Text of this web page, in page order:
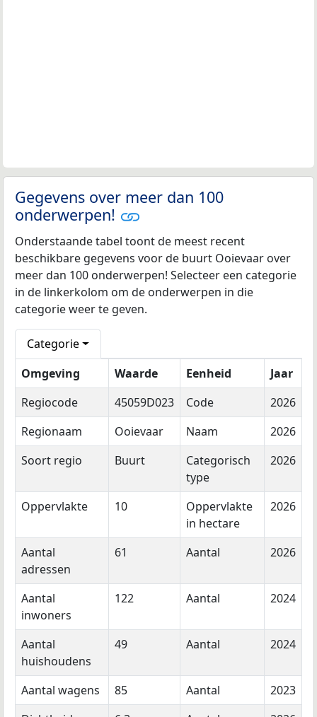
Gegevens over meer dan 100
onderwerpen!
Onderstaande tabel toont de meest recent
beschikbare gegevens voor de buurt Ooievaar over
meer dan 100 onderwerpen! Selecteer een categorie
in de linkerkolom om de onderwerpen in die
categorie weer te geven.
Categorie
Omgeving
Waarde Eenheid
Jaar
Regiocode
45059D023 Code
2026
Regionaam
Ooievaar Naam
2026
Soort regio
Buurt
Categorisch
type
2026
Oppervlakte 10
Oppervlakte
in hectare
2026
Aantal
adressen
61 Aantal 2026
Aantal
inwoners
122 Aantal 2024
Aantal
huishoudens
49 Aantal 2024
Aantal wagens 85 Aantal
2023